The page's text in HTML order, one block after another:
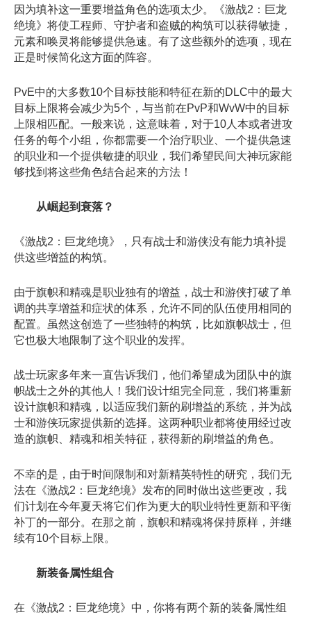
因为填补这一重要增益角色的选项太少。《激战2：巨龙
绝境》将使工程师、守护者和盗贼的构筑可以获得敏捷，
元素和唤灵将能够提供急速。有了这些额外的选项，现在
正是时候简化这方面的阵容。
PvE中的大多数10个目标技能和特征在新的DLC中的最大
目标上限将会减少为5个，与当前在PvP和WvW中的目标
上限相匹配。一般来说，这意味着，对于10人本或者进攻
任务的每个小组，你都需要一个治疗职业、一个提供急速
的职业和一个提供敏捷的职业，我们希望民间大神玩家能
够找到将这些角色结合起来的方法！
从崛起到衰落？
《激战2：巨龙绝境》，只有战士和游侠没有能力填补提
供这些增益的构筑。
由于旗帜和精魂是职业独有的增益，战士和游侠打破了单
调的共享增益和症状的体系，允许不同的队伍使用相同的
配置。虽然这创造了一些独特的构筑，比如旗帜战士，但
它也极大地限制了这个职业的发挥。
战士玩家多年来一直告诉我们，他们希望成为团队中的旗
帜战士之外的其他人！我们设计组完全同意，我们将重新
设计旗帜和精魂，以适应我们新的刷增益的系统，并为战
士和游侠玩家提供新的选择。这两种职业都将使用经过改
造的旗帜、精魂和相关特征，获得新的刷增益的角色。
不幸的是，由于时间限制和对新精英特性的研究，我们无
法在《激战2：巨龙绝境》发布的同时做出这些更改，我
们计划在今年夏天将它们作为更大的职业特性更新和平衡
补丁的一部分。在那之前，旗帜和精魂将保持原样，并继
续有10个目标上限。
新装备属性组合
在《激战2：巨龙绝境》中，你将有两个新的装备属性组